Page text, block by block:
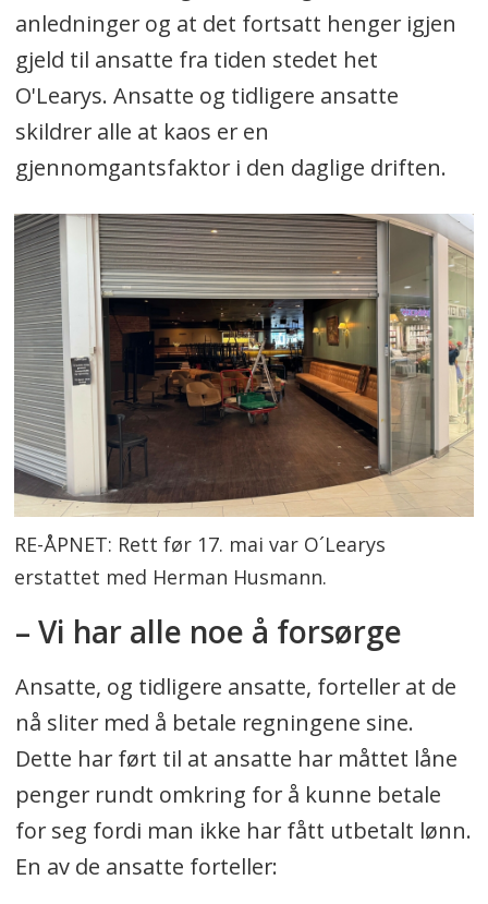
anledninger og at det fortsatt henger igjen
gjeld til ansatte fra tiden stedet het
O'Learys. Ansatte og tidligere ansatte
skildrer alle at kaos er en
gjennomgantsfaktor i den daglige driften.
RE-ÅPNET: Rett før 17. mai var O´Learys
erstattet med Herman Husmann.
– Vi har alle noe å forsørge
Ansatte, og tidligere ansatte, forteller at de
nå sliter med å betale regningene sine.
Dette har ført til at ansatte har måttet låne
penger rundt omkring for å kunne betale
for seg fordi man ikke har fått utbetalt lønn.
En av de ansatte forteller: